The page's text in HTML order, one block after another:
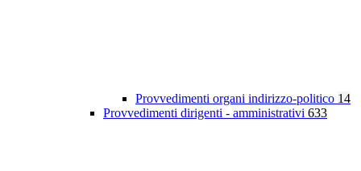
Provvedimenti organi indirizzo-politico 14
Provvedimenti dirigenti - amministrativi 633